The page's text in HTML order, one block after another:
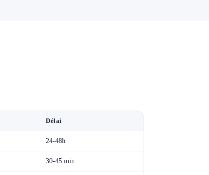
Délai
24-48h
30-45 min